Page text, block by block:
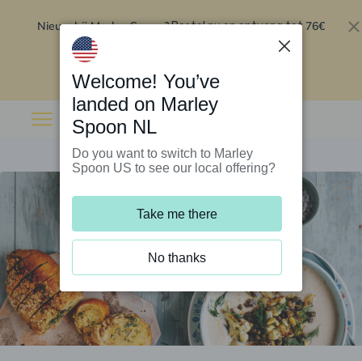
Nieuw bij Marley Spoon?Bestel nu en ontvang tot 76€
Welcome! You’ve
landed on Marley
Spoon NL
Do you want to switch to Marley
Spoon US to see our local offering?
Take me there
No thanks